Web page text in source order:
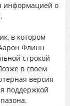
информацией о
.
в котором
Флинн
строкой
в своем
версия
поддержкой